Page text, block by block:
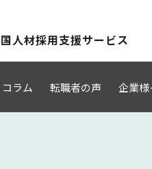
人材採用支援サービス
ラム 転職者の声 企業